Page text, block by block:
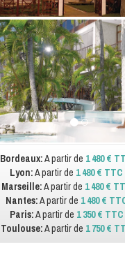
Bordeaux:A partir de 1 480 €
Lyon:A partir de 1 480 €
Marseille:A partir de 1 480 €
Nantes:A partir de 1 480 €
Paris:A partir de 1 350 €
Toulouse:A partir de 1 750 €